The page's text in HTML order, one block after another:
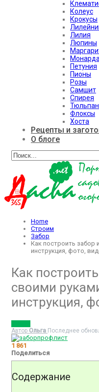
Колеус
Крокусы
Лилия
Люпины
Монарда
Петуния
Пионы
Розы
Самшит
Спирея
Флоксы
Хоста
Рецепты и
О блоге
Home
Строим
Забор
Как построить забор
инструкция, фото,
Как
своими
инструкция,
Автор Ольга Последнее
1 861
Поделиться
Содержание